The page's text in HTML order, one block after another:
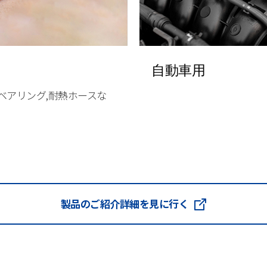
アリング,耐熱ホースな
自動車用
製品のご紹介詳細を見に行く